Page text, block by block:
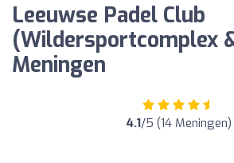
Leeuwse Padel Club
(Wildersportcomplex
Meningen
4.1/5 (14 Meningen)